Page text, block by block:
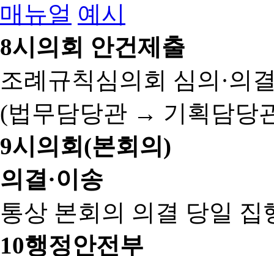
매뉴얼 예시
8시의회 안건제출
조례규칙심의회 심의·의
(법무담당관 → 기획담당
9시의회(본회의)
의결·이송
통상 본회의 의결 당일 집
10행정안전부